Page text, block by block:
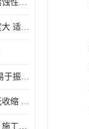
水泥基薄层修复剂 耐腐蚀性好 适用范围广
路面修补料价格 流动度大 适用范围广
路面抢修料 运输方便 易于振捣密实
水泥路面修补料 高强无收缩 施工和易性好 强度高 韧性好
重载地坪耐磨修补系统 施工期短 易于振捣密实